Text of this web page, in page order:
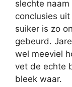
slechte
conclusies
suiker is zo
gebeurd.
wel meeviel
vet de echte
bleek waar.